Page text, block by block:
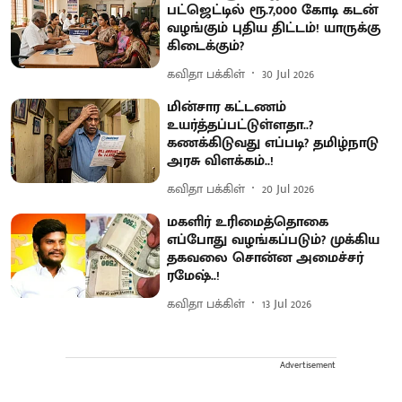
பட்ஜெட்டில் ரூ.7,000 கோடி கடன்
வழங்கும் புதிய திட்டம்! யாருக்கு
கிடைக்கும்?
கவிதா பக்கிள் 30 Jul 2026
மின்சார கட்டணம்
உயர்த்தப்பட்டுள்ளதா..?
கணக்கிடுவது எப்படி? தமிழ்நாடு
அரசு விளக்கம்..!
கவிதா பக்கிள் 20 Jul 2026
மகளிர் உரிமைத்தொகை
எப்போது வழங்கப்படும்? முக்கிய
தகவலை சொன்ன அமைச்சர்
ரமேஷ்..!
கவிதா பக்கிள் 13 Jul 2026
Advertisement